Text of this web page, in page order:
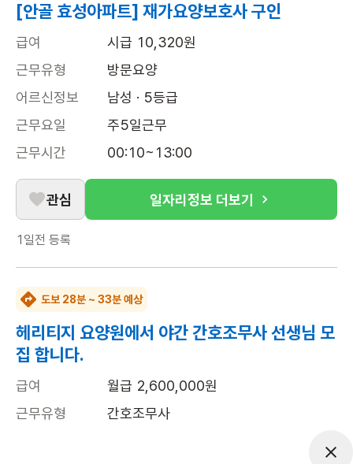
[안골 효성아파트] 재가요양보호사 구인
급여
시급 10,320원
근무유형
방문요양
어르신정보
남성 · 5등급
근무요일
주5일근무
근무시간
00:10~13:00
관심 일자리정보 더보기
1일전 등록
도보 28분 ~ 33분 예상
헤리티지 요양원에서 야간 간호조무사 선생님 모
집 합니다.
급여
월급 2,600,000원
근무유형
간호조무사